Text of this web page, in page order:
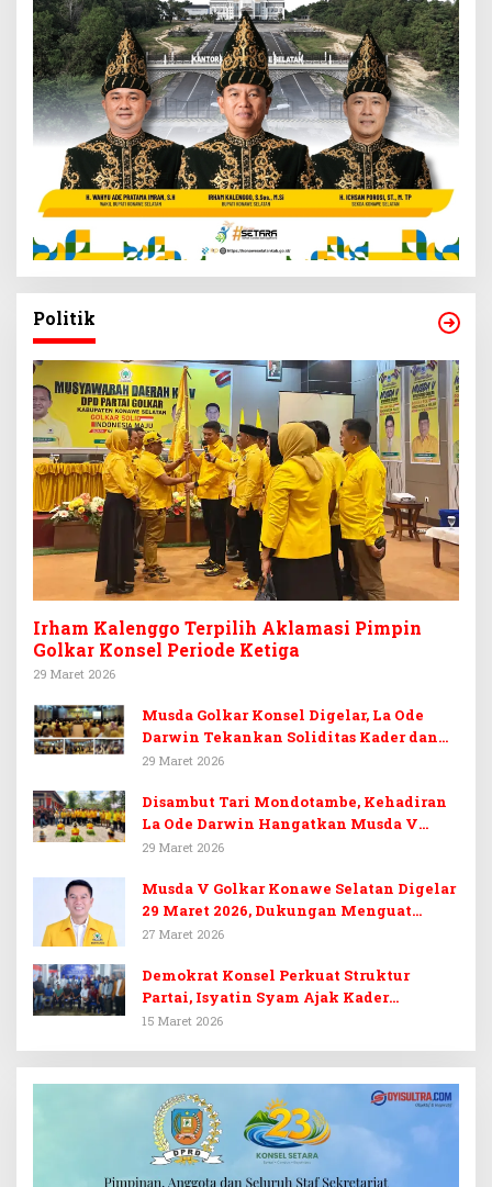
Politik
Irham Kalenggo Terpilih Aklamasi Pimpin
Golkar Konsel Periode Ketiga
29 Maret 2026
Musda Golkar Konsel Digelar, La Ode
Darwin Tekankan Soliditas Kader dan
Target 14 Kursi DPRD Konawe Selatan
29 Maret 2026
Disambut Tari Mondotambe, Kehadiran
La Ode Darwin Hangatkan Musda V
Golkar Konsel
29 Maret 2026
Musda V Golkar Konawe Selatan Digelar
29 Maret 2026, Dukungan Menguat
untuk Irham Kalenggo
27 Maret 2026
Demokrat Konsel Perkuat Struktur
Partai, Isyatin Syam Ajak Kader
Kembalikan Kejayaan
15 Maret 2026